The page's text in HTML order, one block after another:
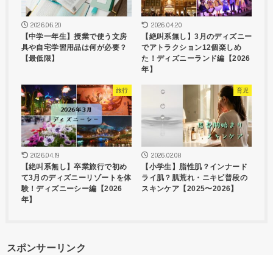
2026.06.20
【中学一年生】授業で使う文房
具や自宅学習用品は何が必要？
【最低限】
2026.04.20
【絶叫系無し】3月のディズニー
でアトラクション12個楽しめ
た！ディズニーランド編【2026
年】
旅行
2026.04.19
【絶叫系無し】卒業旅行で初め
て3月のディズニーリゾートを体
験！ディズニーシー編【2026
年】
育児
2026.02.08
【小学生】脂性肌？インナード
ライ肌？肌荒れ・ニキビ普段の
スキンケア【2025〜2026】
スポンサーリンク